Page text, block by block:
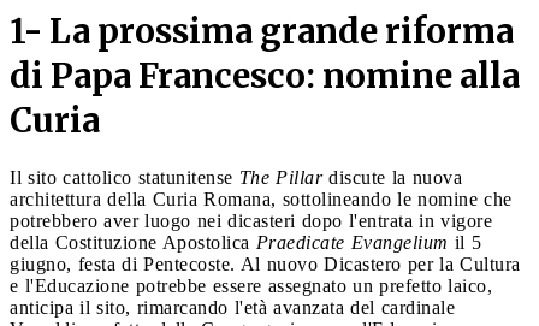
1- La prossima grande riforma
di Papa Francesco: nomine alla
Curia
Il sito cattolico statunitense The Pillardiscute la nuova
architettura della Curia Romana, sottolineando le nomine che
potrebbero aver luogo nei dicasteri dopo l'entrata in vigore
della Costituzione Apostolica Praedicate Evangelium il 5
giugno, festa di Pentecoste. Al nuovo Dicastero per la Cultura
e l'Educazione potrebbe essere assegnato un prefetto laico,
anticipa il sito, rimarcando l'età avanzata del cardinale